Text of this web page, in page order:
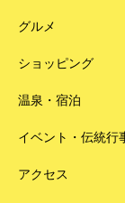
グルメ
ショッピング
温泉・宿泊
イベント・伝統行
アクセス